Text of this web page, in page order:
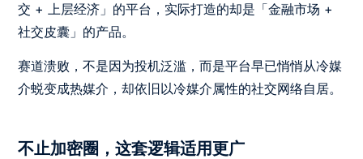
交 + 上层经济」的平台，实际打造的却是「金融市场 +
社交皮囊」的产品。
赛道溃败，不是因为投机泛滥，而是平台早已悄悄从冷媒
介蜕变成热媒介，却依旧以冷媒介属性的社交网络自居。
不止加密圈，这套逻辑适用更广